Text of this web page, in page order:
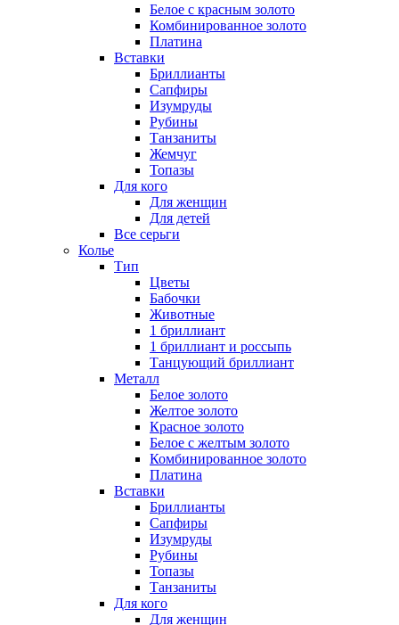
Белое с красным золото
Комбинированное золото
Платина
Вставки
Бриллианты
Сапфиры
Изумруды
Рубины
Танзаниты
Жемчуг
Топазы
Для кого
Для женщин
Для детей
Все серьги
Колье
Тип
Цветы
Бабочки
Животные
1 бриллиант
1 бриллиант и россыпь
Танцующий бриллиант
Металл
Белое золото
Желтое золото
Красное золото
Белое с желтым золото
Комбинированное золото
Платина
Вставки
Бриллианты
Сапфиры
Изумруды
Рубины
Топазы
Танзаниты
Для кого
Для женщин